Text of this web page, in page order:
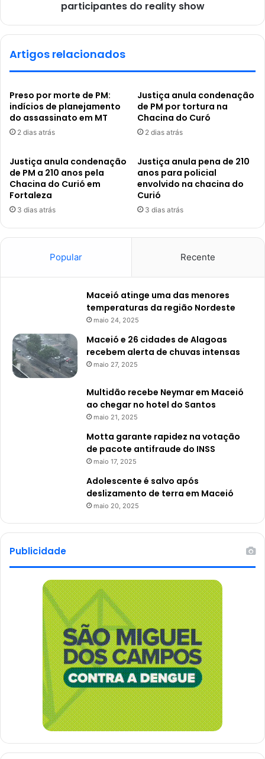
participantes do reality show
Artigos relacionados
Preso por morte de PM:
indícios de planejamento
do assassinato em MT
2 dias atrás
Justiça anula condenação
de PM por tortura na
Chacina do Curó
2 dias atrás
Justiça anula condenação
de PM a 210 anos pela
Chacina do Curió em
Fortaleza
3 dias atrás
Justiça anula pena de 210
anos para policial
envolvido na chacina do
Curió
3 dias atrás
Popular Recente
Maceió atinge uma das menores
temperaturas da região Nordeste
maio 24, 2025
Maceió e 26 cidades de Alagoas
recebem alerta de chuvas intensas
maio 27, 2025
Multidão recebe Neymar em Maceió
ao chegar no hotel do Santos
maio 21, 2025
Motta garante rapidez na votação
de pacote antifraude do INSS
maio 17, 2025
Adolescente é salvo após
deslizamento de terra em Maceió
maio 20, 2025
Publicidade